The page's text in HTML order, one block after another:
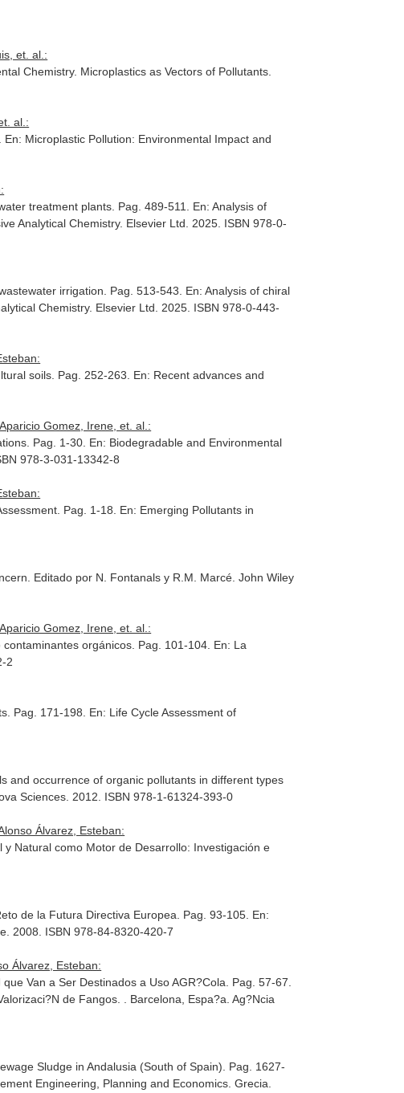
et. al.:
Chemistry. Microplastics as Vectors of Pollutants
al.:
En: Microplastic Pollution: Environmental Impact and
treatment plants. Pag. 489-511. En: Analysis of
Analytical Chemistry. Elsevier Ltd. 2025. ISBN 978-0-
irrigation. Pag. 513-543. En: Analysis of chiral
Chemistry. Elsevier Ltd. 2025. ISBN 978-0-443-
soils. Pag. 252-263. En: Recent advances and
Gomez, Irene, et. al.:
Pag. 1-30. En: Biodegradable and Environmental
978-3-031-13342-8
Pag. 1-18. En: Emerging Pollutants in
Editado por N. Fontanals y R.M. Marcé . John Wiley
Gomez, Irene, et. al.:
orgánicos. Pag. 101-104. En: La
2
Pag. 171-198. En: Life Cycle Assessment of
and occurrence of organic pollutants in different types
Sciences. 2012. ISBN 978-1-61324-393-0
Álvarez, Esteban:
y Natural como Motor de Desarrollo: Investigación e
de la Futura Directiva Europea. Pag. 93-105. En:
2008. ISBN 978-84-8320-420-7
Álvarez, Esteban:
Van a Ser Destinados a Uso AGR?Cola. Pag. 57-67.
de Fangos . . Barcelona, Espa?a. Ag?Ncia
Sludge in Andalusia (South of Spain). Pag. 1627-
Engineering, Planning and Economics . Grecia.